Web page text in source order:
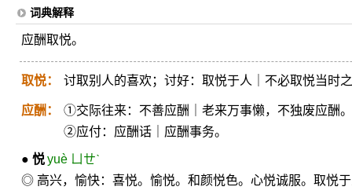
词典解释
应酬取悦。
取悦： 讨取别人的喜欢；讨好：取悦于人｜不必取悦当时
应酬：
①交际往来：不善应酬｜老来万事懒，不独废应酬。
②应付：应酬话｜应酬事务。
● 悦yuè ㄩㄝˋ
◎ 高兴，愉快：喜悦。愉悦。和颜悦色。心悦诚服。取悦